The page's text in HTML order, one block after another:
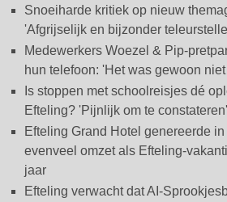
Snoeiharde kritiek op nieuw
'Afgrijselijk en bijzonder
Medewerkers Woezel & Pip-
hun telefoon: 'Het was gewoon
Is stoppen met schoolreisjes dé
Efteling? 'Pijnlijk om te constateren'
Efteling Grand Hotel genereerde in
evenveel omzet als Efteling-
jaar
Efteling verwacht dat AI-